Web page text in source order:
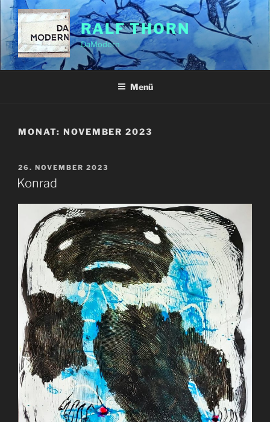
Zum
Inhalt
springen
RALF THORN
DaModern
Menü
MONAT: NOVEMBER 2023
VERÖFFENTLICHT
AM
26. NOVEMBER 2023
Konrad